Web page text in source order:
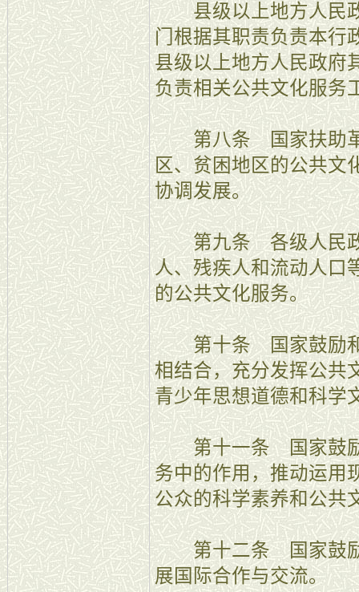
县级以上地方人民政
门根据其职责负责本行
县级以上地方人民政府
负责相关公共文化服务
第八条 国家扶助革
区、贫困地区的公共文
协调发展。
第九条 各级人民政
人、残疾人和流动人口
的公共文化服务。
第十条 国家鼓励和
相结合，充分发挥公共
青少年思想道德和科学
第十一条 国家鼓励
务中的作用，推动运用
公众的科学素养和公共
第十二条 国家鼓励
展国际合作与交流。